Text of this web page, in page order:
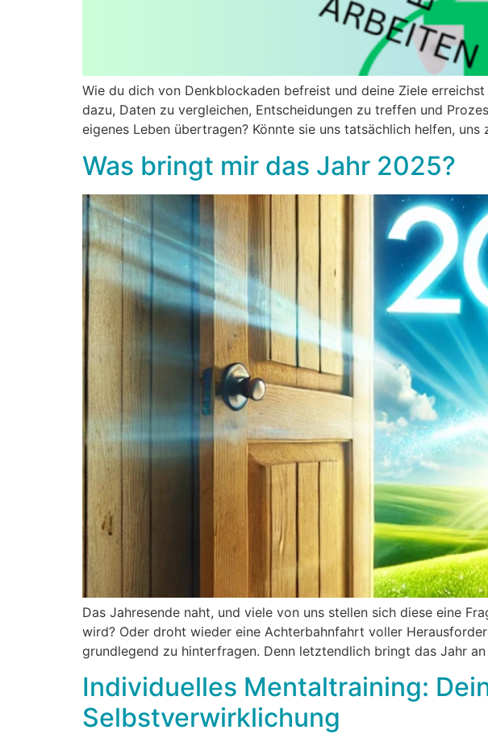
Wie du dich von Denkblockaden befreist und deine Ziele
dazu, Daten zu vergleichen, Entscheidungen zu treffen und
eigenes Leben übertragen? Könnte sie uns tatsächlich helfen,
Was bringt mir das Jahr 2025?
Das Jahresende naht, und viele von uns stellen sich diese eine
wird? Oder droht wieder eine Achterbahnfahrt voller
grundlegend zu hinterfragen. Denn letztendlich bringt das Jahr
Individuelles Mentaltraining:
Selbstverwirklichung